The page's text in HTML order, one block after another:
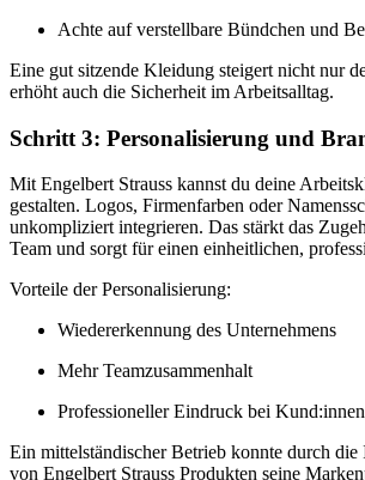
Achte auf verstellbare Bündchen und
Eine gut sitzende Kleidung steigert nicht nur
erhöht auch die Sicherheit im Arbeitsalltag.
Schritt 3: Personalisierung und
Mit Engelbert Strauss kannst du deine
gestalten. Logos, Firmenfarben oder
unkompliziert integrieren. Das stärkt das
Team und sorgt für einen einheitlichen,
Vorteile der Personalisierung:
Wiedererkennung des Unternehmens
Mehr Teamzusammenhalt
Professioneller Eindruck bei Kund:innen
Ein mittelständischer Betrieb konnte durch
von Engelbert Strauss Produkten seine